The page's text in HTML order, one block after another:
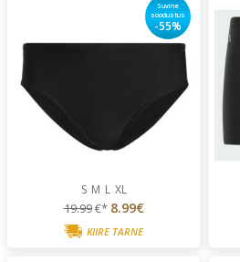
Suvine
soodustus
-55%
S M L XL
19.99€* 8.99€
KIIRE TARNE